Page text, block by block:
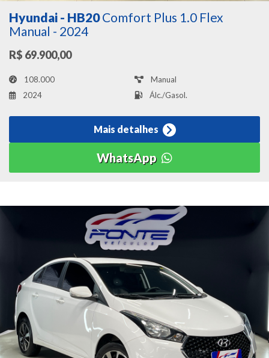
Hyundai - HB20 Comfort Plus 1.0 Flex
Manual - 2024
R$ 69.900,00
108.000
Manual
2024
Álc./Gasol.
Mais detalhes
WhatsApp